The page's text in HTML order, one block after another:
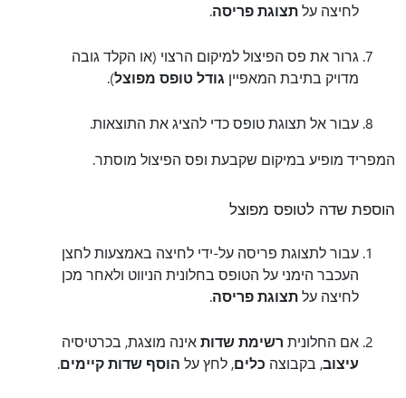
לחיצה עלתצוגת פריסה.
גרור את פס הפיצול למיקום הרצוי (או הקלד גובה
מדויק בתיבת המאפיין גודל טופס מפוצל).
עבור אל תצוגת טופס כדי להציג את התוצאות.
המפריד מופיע במיקום שקבעת ופס הפיצול מוסתר.
הוספת שדה לטופס מפוצל
עבור לתצוגת פריסה על-ידי לחיצה באמצעות לחצן
העכבר הימני על הטופס בחלונית הניווט ולאחר מכן
לחיצה עלתצוגת פריסה.
אם החלונית רשימת שדותאינה מוצגת, בכרטיסיה
עיצוב, בקבוצה כלים, לחץ על הוסף שדות קיימים.